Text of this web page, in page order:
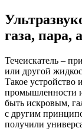
газа, пара,
Течеискатель –
или другой
Такое устройство
промышленности
быть искровым,
с другим
получили